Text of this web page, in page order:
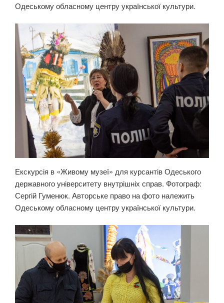
Одеському обласному центру української культури.
Екскурсія в «Живому музеї» для курсантів Одеського
державного університету внутрішніх справ. Фотограф:
Сергій Гуменюк. Авторське право на фото належить
Одеському обласному центру української культури.